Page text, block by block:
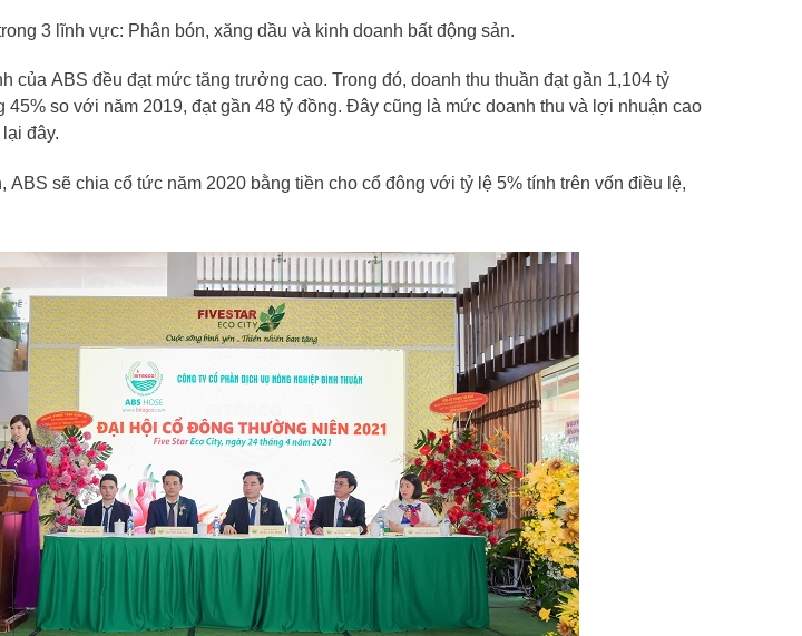
3 lĩnh vực: Phân bón, xăng dầu và kinh doanh bất động sản.
củaABS đều đạt mức tăng trưởng cao. Trong đó, doanh thu thuần đạt gần 1,104 tỷ
45% so với năm 2019, đạt gần 48 tỷ đồng. Đây cũng là mức doanh thu và lợi nhuận cao
đây.
ABS sẽ chia cổ tức năm 2020 bằng tiền cho cổ đông với tỷ lệ 5% tính trên vốn điều lệ,